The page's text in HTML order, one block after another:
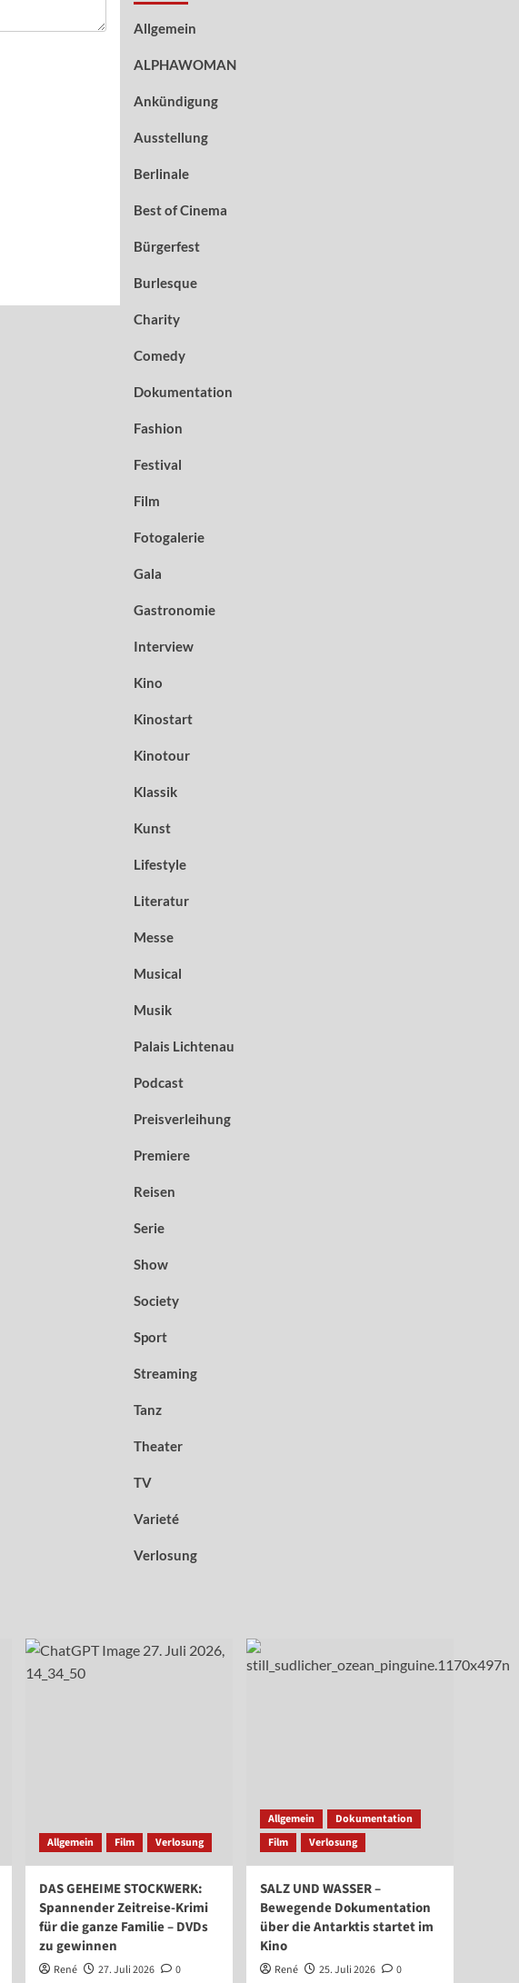
Allgemein
ALPHAWOMAN
Ankündigung
Ausstellung
Berlinale
Best of Cinema
Bürgerfest
Burlesque
Charity
Comedy
Dokumentation
Fashion
Festival
Film
Fotogalerie
Gala
Gastronomie
Interview
Kino
Kinostart
Kinotour
Klassik
Kunst
Lifestyle
Literatur
Messe
Musical
Musik
Palais Lichtenau
Podcast
Preisverleihung
Premiere
Reisen
Serie
Show
Society
Sport
Streaming
Tanz
Theater
TV
Varieté
Verlosung
Allgemein Film Verlosung
DAS GEHEIME STOCKWERK:
Spannender Zeitreise-Krimi
für die ganze Familie – DVDs
zu gewinnen
René 27. Juli 2026 0
Allgemein
Dokumentation
Film
Verlosung
SALZ UND WASSER –
Bewegende Dokumentation
über die Antarktis startet im
Kino
René 25. Juli 2026 0